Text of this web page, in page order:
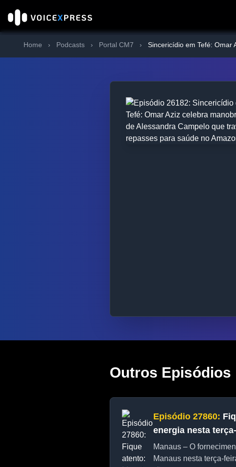
Home › Podcasts › Portal CM7 › Sincericídio em Tefé: Omar
Outros Episódios
Episódio 27860:
energia nesta
Manaus – O
Manaus nesta terça-